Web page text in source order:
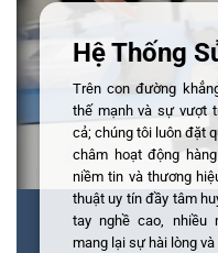
Hệ Thống
Trên con đường
thế mạnh và sự vượt
cả; chúng tôi luôn đặt
châm hoạt động
niềm tin và thương
thuật uy tín đầy tâm
tay nghề cao, nhiều
mang lại sự hài lòng